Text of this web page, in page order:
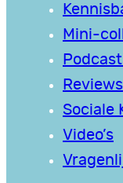
Mini-
Reviews
Sociale
Video’s